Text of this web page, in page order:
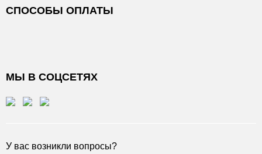
СПОСОБЫ ОПЛАТЫ
МЫ В СОЦСЕТЯХ
У вас возникли вопросы?